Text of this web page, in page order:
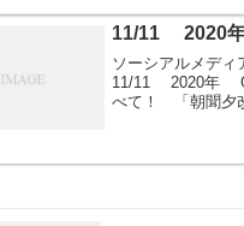
で、わりばし...
11/11 2020
ソーシアルメディ
11/11 2020年
べて！ 「朝聞夕